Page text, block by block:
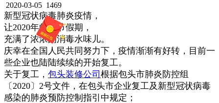
2020-03-05 1469
新型冠状病毒肺炎疫情，
让2020年的春节假期，
充满了浓浓的消毒水味儿。
庆幸在全国人民共同努力下，疫情渐渐有好转，目前一
些企业也陆陆续续的开始复工。
关于复工， 包头装修公司 根据包头市肺炎防控组
〔2020〕2号文件，在包头市企业复工及新型冠状病毒
感染的肺炎预防控制指引中规定；